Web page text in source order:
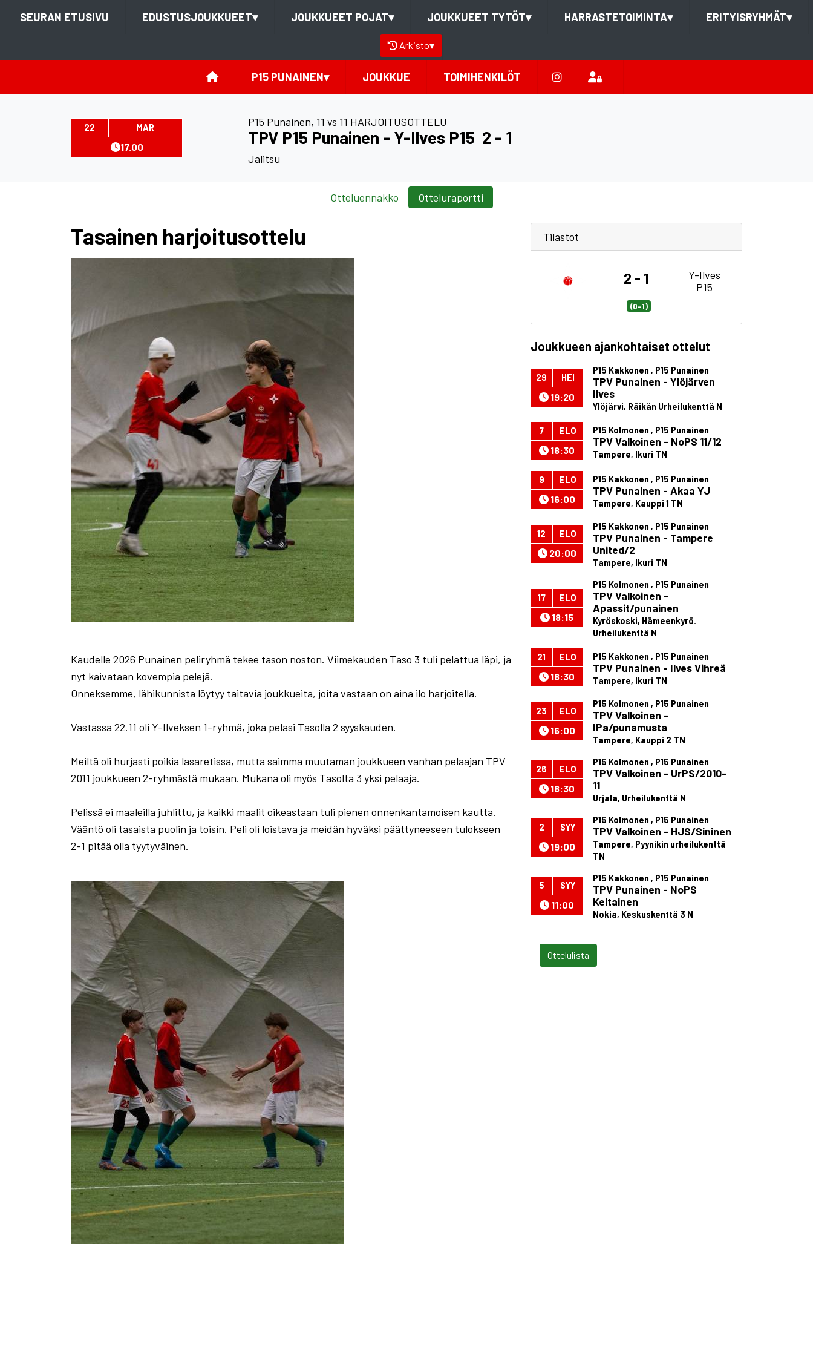
SEURAN ETUSIVU EDUSTUSJOUKKUEET▾ JOUKKUEET POJAT▾ JOUKKUEET TYTÖT▾ HARRASTETOIMINTA▾ ERITYISRYHMÄT▾
Arkisto▾
P15 PUNAINEN▾ JOUKKUE TOIMIHENKILÖT
22 MAR
17.00
P15 Punainen, 11 vs 11 HARJOITUSOTTELU
TPV P15 Punainen - Y-Ilves P15 2 - 1
Jalitsu
Otteluennakko Otteluraportti
Tasainen harjoitusottelu
Kaudelle 2026 Punainen peliryhmä tekee tason noston. Viimekauden Taso 3 tuli pelattua läpi, ja
nyt kaivataan kovempia pelejä.
Onneksemme, lähikunnista löytyy taitavia joukkueita, joita vastaan on aina ilo harjoitella.
Vastassa 22.11 oli Y-Ilveksen 1-ryhmä, joka pelasi Tasolla 2 syyskauden.
Meiltä oli hurjasti poikia lasaretissa, mutta saimma muutaman joukkueen vanhan pelaajan TPV
2011 joukkueen 2-ryhmästä mukaan. Mukana oli myös Tasolta 3 yksi pelaaja.
Pelissä ei maaleilla juhlittu, ja kaikki maalit oikeastaan tuli pienen onnenkantamoisen kautta.
Vääntö oli tasaista puolin ja toisin. Peli oli loistava ja meidän hyväksi päättyneeseen tulokseen
2-1 pitää olla tyytyväinen.
Tilastot
2 - 1
Y-Ilves
P15
(0-1)
Joukkueen ajankohtaiset ottelut
29 HEI
19:20
P15 Kakkonen , P15 Punainen
TPV Punainen - Ylöjärven
Ilves
Ylöjärvi, Räikän Urheilukenttä N
7 ELO
18:30
P15 Kolmonen , P15 Punainen
TPV Valkoinen - NoPS 11/12
Tampere, Ikuri TN
9 ELO
16:00
P15 Kakkonen , P15 Punainen
TPV Punainen - Akaa YJ
Tampere, Kauppi 1 TN
12 ELO
20:00
P15 Kakkonen , P15 Punainen
TPV Punainen - Tampere
United/2
Tampere, Ikuri TN
17 ELO
18:15
P15 Kolmonen , P15 Punainen
TPV Valkoinen -
Apassit/punainen
Kyröskoski, Hämeenkyrö.
Urheilukenttä N
21 ELO
18:30
P15 Kakkonen , P15 Punainen
TPV Punainen - Ilves Vihreä
Tampere, Ikuri TN
23 ELO
16:00
P15 Kolmonen , P15 Punainen
TPV Valkoinen -
IPa/punamusta
Tampere, Kauppi 2 TN
26 ELO
18:30
P15 Kolmonen , P15 Punainen
TPV Valkoinen - UrPS/2010-
11
Urjala, Urheilukenttä N
2 SYY
19:00
P15 Kolmonen , P15 Punainen
TPV Valkoinen - HJS/Sininen
Tampere, Pyynikin urheilukenttä
TN
5 SYY
11:00
P15 Kakkonen , P15 Punainen
TPV Punainen - NoPS
Keltainen
Nokia, Keskuskenttä 3 N
Ottelulista